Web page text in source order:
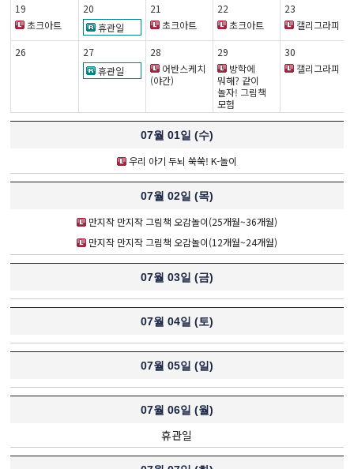
19
초크아트
20
휴관일
21
초크아트
22
초크아트
23
캘리그라피
26
27
휴관일
28
어반스케치
(야간)
29
방학에
뭐해? 같이
놀자! 그림책
모험
30
캘리그라피
07월 01일 (수)
우리 아기 두뇌 쑥쑥! K-놀이
07월 02일 (목)
만지작 만지작 그림책 오감놀이(25개월~36개월)
만지작 만지작 그림책 오감놀이(12개월~24개월)
07월 03일 (금)
07월 04일 (토)
07월 05일 (일)
07월 06일 (월)
휴관일